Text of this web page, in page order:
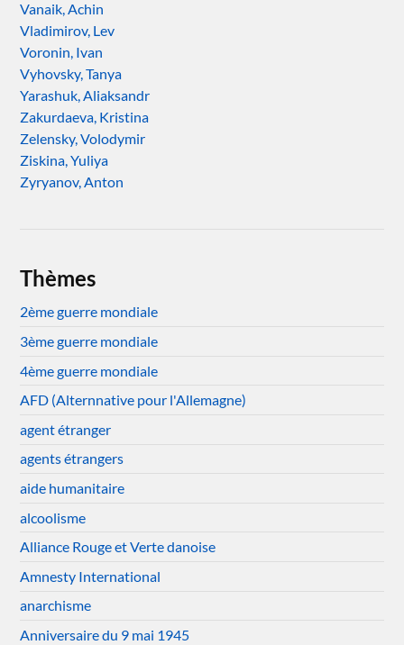
Vanaik, Achin
Vladimirov, Lev
Voronin, Ivan
Vyhovsky, Tanya
Yarashuk, Aliaksandr
Zakurdaeva, Kristina
Zelensky, Volodymir
Ziskina, Yuliya
Zyryanov, Anton
Thèmes
2ème guerre mondiale
3ème guerre mondiale
4ème guerre mondiale
AFD (Alternnative pour l'Allemagne)
agent étranger
agents étrangers
aide humanitaire
alcoolisme
Alliance Rouge et Verte danoise
Amnesty International
anarchisme
Anniversaire du 9 mai 1945